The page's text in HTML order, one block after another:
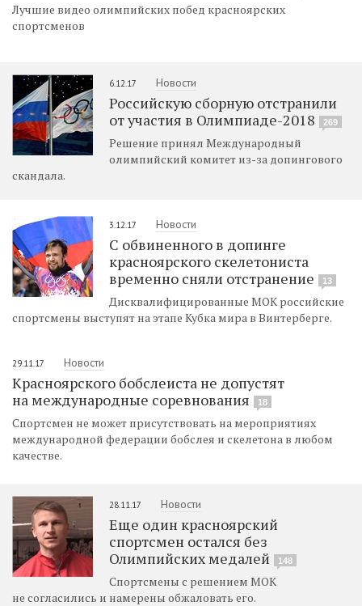
Лучшие видео олимпийских побед красноярских
спортсменов
6.12.17 Новости
Российскую сборную отстранили
от участия в Олимпиаде-2018
269
Решение принял Международный
олимпийский комитет из-за допингового
скандала.
3.12.17 Новости
С обвиненного в допинге
красноярского скелетониста
временно сняли отстранение
13
Дисквалифицированные МОК российские
спортсмены выступят на этапе Кубка мира в Винтерберге.
29.11.17 Новости
Красноярского бобслеиста не допустят
на международные соревнования
18
Спортсмен не может присутствовать на мероприятиях
международной федерации бобслея и скелетона в любом
качестве.
28.11.17 Новости
Еще один красноярский
спортсмен остался без
Олимпийских медалей
148
Спортсмены с решением МОК
не согласились и намерены обжаловать его.